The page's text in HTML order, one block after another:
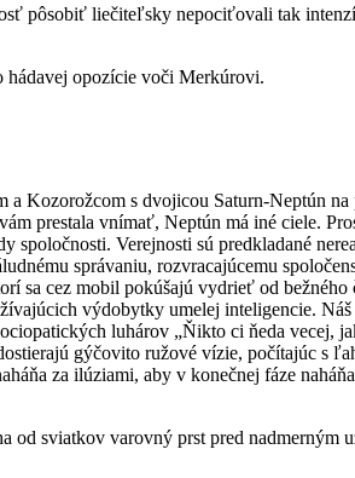
pôsobiť liečiteľsky nepociťovali tak
hádavej opozície voči Merkúrovi.
Kozorožcom s dvojicou Saturn-Neptún
prestala vnímať, Neptún má iné ciele.
Verejnosti sú predkladané
správaniu, rozvracajúcemu
cez mobil pokúšajú vydrieť od
výdobytky umelej inteligencie.
luhárov „Ňikto ci ňeda vecej,
gýčovito ružové vízie, počítajúc
za ilúziami, aby v konečnej fáze
sviatkov varovný prst pred nadmerným